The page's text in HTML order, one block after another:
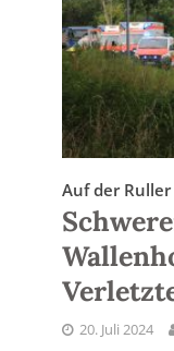
Auf der
20. Juli 2024